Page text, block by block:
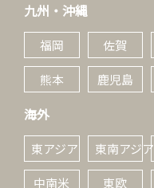
九州・沖縄
福岡 佐賀
熊本 鹿児島
海外
東アジア 東南アジア
中南米 東欧